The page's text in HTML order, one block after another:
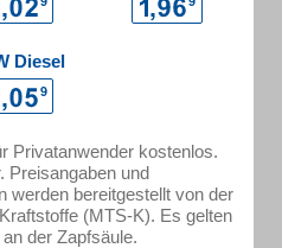
Diesel
Privatanwender kostenlos.
Preisangaben und
werden bereitgestellt von der
(MTS-K). Es gelten
der Zapfsäule.